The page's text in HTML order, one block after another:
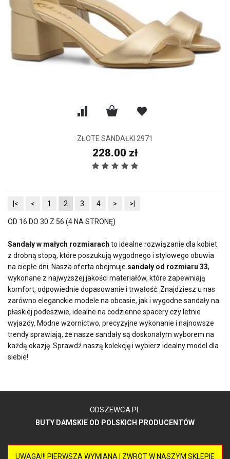
ZŁOTE SANDAŁKI 2971
228.00 zł
|< < 1 2 3 4 > >|
OD 16 DO 30 Z 56 (4 NA STRONĘ)
Sandały w małych rozmiarach to idealne rozwiązanie dla kobiet
z drobną stopą, które poszukują wygodnego i stylowego obuwia
na ciepłe dni. Nasza oferta obejmuje sandały od rozmiaru 33,
wykonane z najwyższej jakości materiałów, które zapewniają
komfort, odpowiednie dopasowanie i trwałość. Znajdziesz u nas
zarówno eleganckie modele na obcasie, jak i wygodne sandały na
płaskiej podeszwie, idealne na codzienne spacery czy letnie
wyjazdy. Modne wzornictwo, precyzyjne wykonanie i najnowsze
trendy sprawiają, że nasze sandały są doskonałym wyborem na
każdą okazję. Sprawdź naszą kolekcję i wybierz idealny model dla
siebie!
ODSZEWCA.PL
BUTY DAMSKIE OD POLSKICH PRODUCENTÓW
UWAGA!!! PIERWSZA WYMIANA I ZWROT W NASZYM SKLEPIE